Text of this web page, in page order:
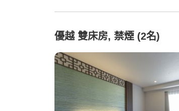
優越 雙床房, 禁煙 (2名)